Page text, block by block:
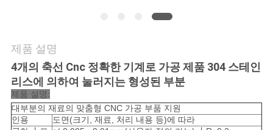
인
용
을
제품 설명
4개의 축선 Cnc 정확한 기계로 가공 제품 304 스테인
리스에 의하여 눌러지는 형성된 부분
제품 설명:
대부분의 재료의 맞춤형 CNC 가공 부품 지원
인용
도면(크기, 재료, 처리 내용 등)에 따라